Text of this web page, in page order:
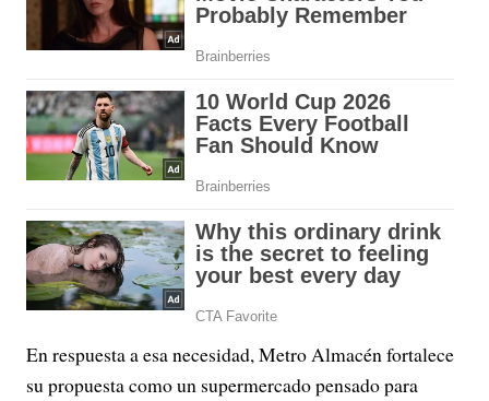
En respuesta a esa necesidad, Metro Almacén fortalece
su propuesta como un supermercado pensado para